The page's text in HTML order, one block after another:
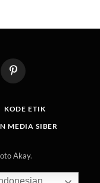
Pinterest
KODE ETIK
MEDIA SIBER
Akay.